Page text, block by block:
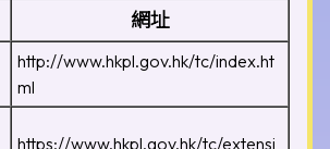
網址
http://www.hkpl.gov.hk/tc/index.ht
ml
https://www.hkpl.gov.hk/tc/extensi